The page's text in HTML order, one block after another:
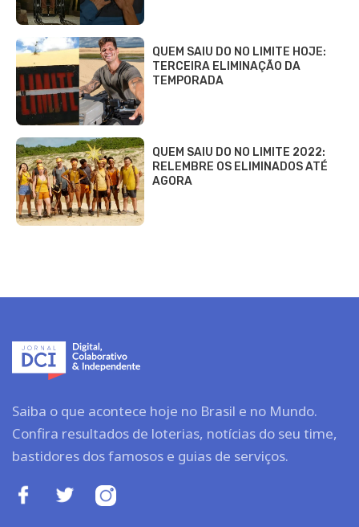
QUEM SAIU DO NO LIMITE HOJE:
TERCEIRA ELIMINAÇÃO DA
TEMPORADA
QUEM SAIU DO NO LIMITE 2022:
RELEMBRE OS ELIMINADOS ATÉ
AGORA
Saiba o que acontece hoje no Brasil e no Mundo.
Confira resultados de loterias, notícias do seu time,
bastidores dos famosos e guias de serviços.